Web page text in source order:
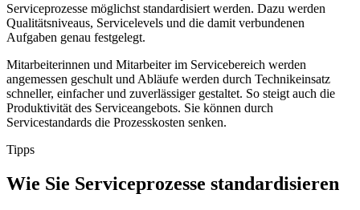
Serviceprozesse möglichst standardisiert werden. Dazu werden
Qualitätsniveaus, Servicelevels und die damit verbundenen
Aufgaben genau festgelegt.
Mitarbeiterinnen und Mitarbeiter im Servicebereich werden
angemessen geschult und Abläufe werden durch Technikeinsatz
schneller, einfacher und zuverlässiger gestaltet. So steigt auch die
Produktivität des Serviceangebots. Sie können durch
Servicestandards die Prozesskosten senken.
Tipps
Wie Sie Serviceprozesse standardisieren